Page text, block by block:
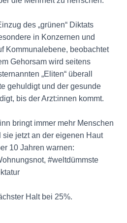
des „grünen“ Diktats
in Konzernen und
Kommunalebene, beobachtet
Gehorsam wird seitens
„Eliten“ überall
gehuldigt und der gesunde
bis der Arzt:innen kommt.
bringt immer mehr Menschen
sie jetzt an der eigenen Haut
10 Jahren warnen:
#weltdümmste
Halt bei 25%.